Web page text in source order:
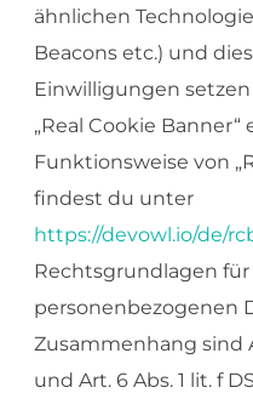
ähnlichen
Beacons etc.) und
Einwilligungen setzen
„Real Cookie Banner“
Funktionsweise von
findest du unter
https://devowl.io/de/
Rechtsgrundlagen
personenbezogenen
Zusammenhang sind
und Art. 6 Abs. 1 lit. f